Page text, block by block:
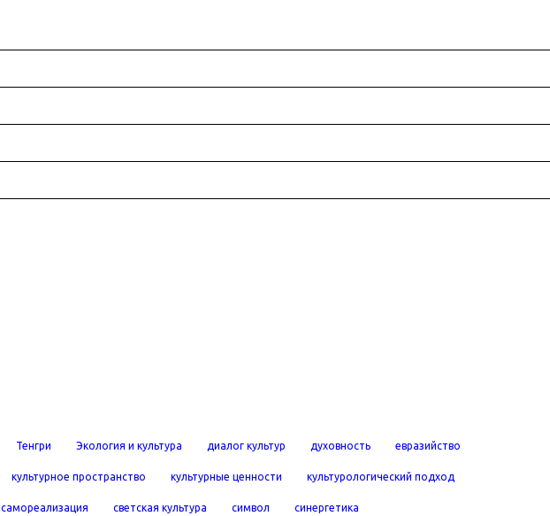
Тенгри Экология и культура диалог культур духовность евразийство
культурное пространство культурные ценности культурологический подход
самореализация светская культура символ синергетика